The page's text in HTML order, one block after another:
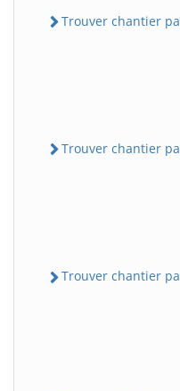
Trouver chantier
Trouver chantier
Trouver chantier